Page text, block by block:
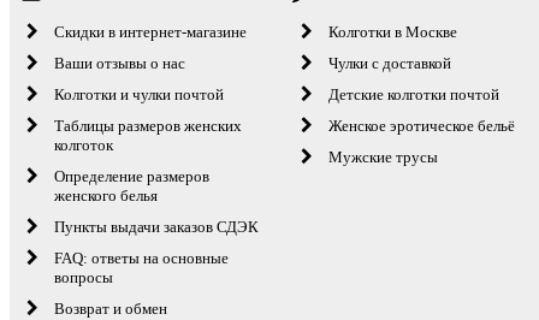
Скидки в интернет-магазине
Ваши отзывы о нас
Колготки и чулки почтой
Таблицы размеров женских
колготок
Определение размеров
женского белья
Пункты выдачи заказов СДЭК
FAQ: ответы на основные
вопросы
Возврат и обмен
Колготки в Москве
Чулки с доставкой
Детские колготки почтой
Женское эротическое бельё
Мужские трусы